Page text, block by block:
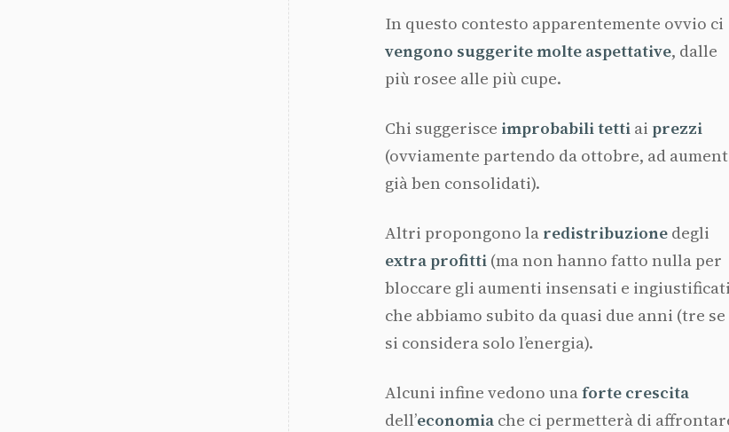
In questo contesto apparentemente ovvio ci
vengono suggerite molte aspettative, dalle
più rosee alle più cupe.
Chi suggerisce improbabili tetti aiprezzi
(ovviamente partendo da ottobre, ad
già ben consolidati).
Altri propongono la redistribuzione degli
extra profitti (ma non hanno fatto nulla per
bloccare gli aumenti insensati e ingiustificati
che abbiamo subito da quasi due anni (tre se
si considera solo l’energia).
Alcuni infine vedono unaforte crescita
dell’economia che ci permetterà di